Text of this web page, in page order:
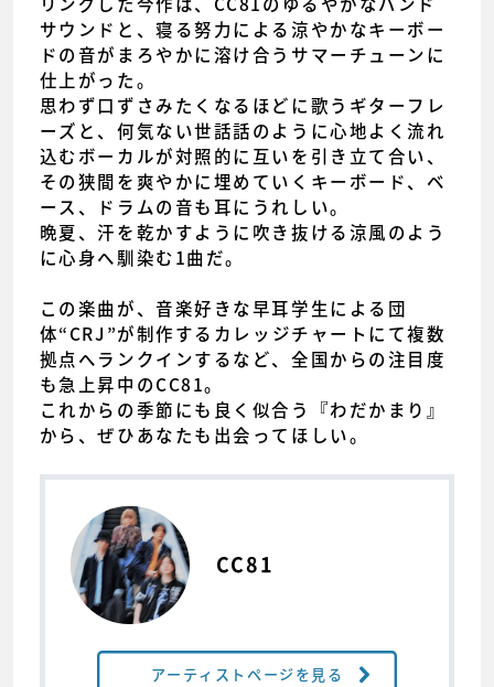
サウンドと、寝る努力による涼やかなキーボー
ドの音がまろやかに溶け合うサマーチューンに
仕上がった。
思わず口ずさみたくなるほどに歌うギターフレ
ーズと、何気ない世話話のように心地よく流れ
込むボーカルが対照的に互いを引き立て合い、
その狭間を爽やかに埋めていくキーボード、ベ
ース、ドラムの音も耳にうれしい。
晩夏、汗を乾かすように吹き抜ける涼風のよう
に心身へ馴染む1曲だ。
この楽曲が、音楽好きな早耳学生による団
体“CRJ”が制作するカレッジチャートにて複数
拠点へランクインするなど、全国からの注目度
も急上昇中のCC81。
これからの季節にも良く似合う『わだかまり』
から、ぜひあなたも出会ってほしい。
CC81
アーティストページを見る